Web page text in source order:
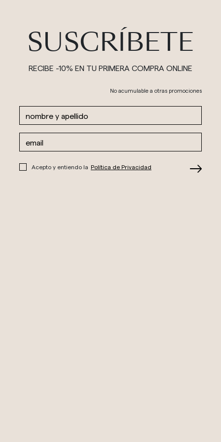
SUSCRÍBETE
RECIBE -10% EN TU PRIMERA COMPRA ONLINE
No acumulable a otras promociones
Acepto y entiendo la Política de Privacidad